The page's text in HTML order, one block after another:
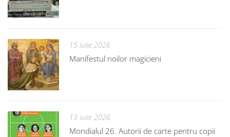
15 iulie 2026
Manifestul noilor magicieni
13 iulie 2026
Mondialul 26. Autorii de carte pentru copii